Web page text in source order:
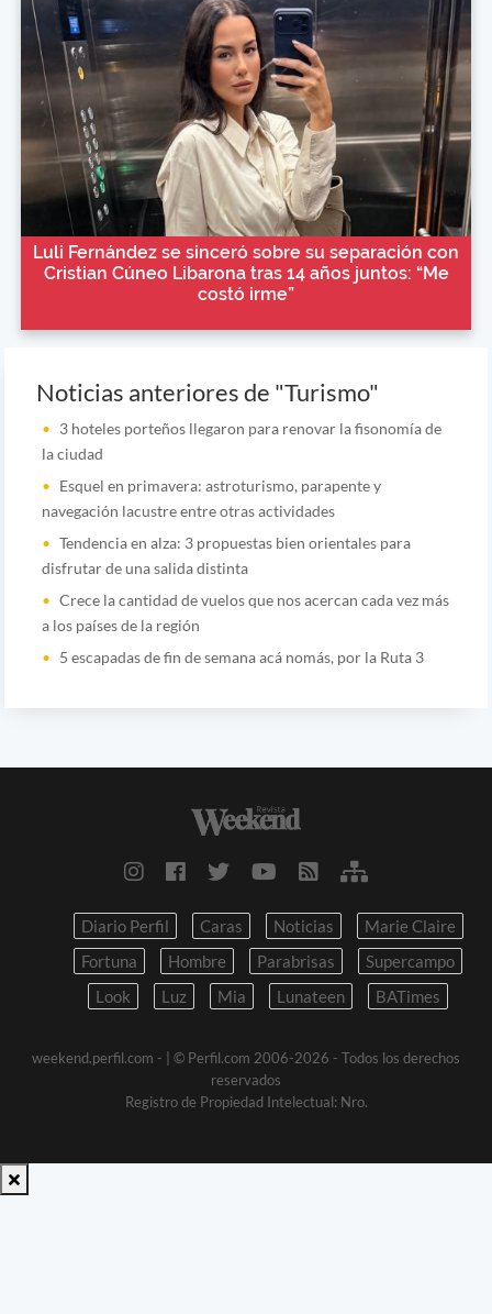
Luli Fernández se sinceró sobre su separación con
Cristian Cúneo Libarona tras 14 años juntos: “Me
costó irme”
Noticias anteriores de "Turismo"
3 hoteles porteños llegaron para renovar la fisonomía de
la ciudad
Esquel en primavera: astroturismo, parapente y
navegación lacustre entre otras actividades
Tendencia en alza: 3 propuestas bien orientales para
disfrutar de una salida distinta
Crece la cantidad de vuelos que nos acercan cada vez más
a los países de la región
5 escapadas de fin de semana acá nomás, por la Ruta 3
Diario Perfil Caras Noticias
Marie Claire
Fortuna
Hombre Parabrisas
Supercampo
Look
Luz Mia Lunateen BATimes
weekend.perfil.com -
| © Perfil.com 2006-2026 - Todos los derechos
reservados
Registro de Propiedad Intelectual: Nro.